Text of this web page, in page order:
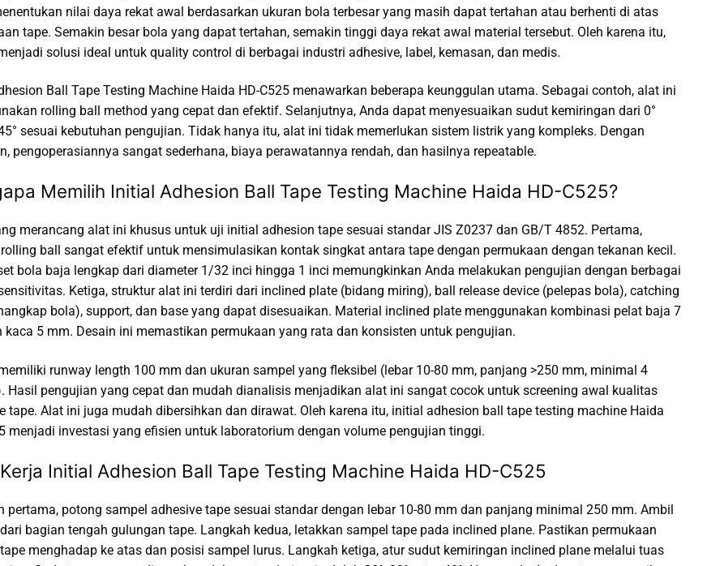
nilai daya rekat awal berdasarkan ukuran bola terbesar yang masih dapat tertahan atau berhenti di atas
tape. Semakin besar bola yang dapat tertahan, semakin tinggi daya rekat awal material tersebut. Oleh karena itu,
solusi ideal untuk quality control di berbagai industri adhesive, label, kemasan, dan medis.
Ball Tape Testing Machine Haida HD-C525 menawarkan beberapa keunggulan utama. Sebagai contoh, alat ini
rolling ball method yang cepat dan efektif. Selanjutnya, Anda dapat menyesuaikan sudut kemiringan dari 0°
sesuai kebutuhan pengujian. Tidak hanya itu, alat ini tidak memerlukan sistem listrik yang kompleks. Dengan
pengoperasiannya sangat sederhana, biaya perawatannya rendah, dan hasilnya repeatable.
Memilih Initial Adhesion Ball Tape Testing Machine Haida HD-C525?
merancang alat ini khusus untuk uji initial adhesion tape sesuai standar JIS Z0237 dan GB/T 4852. Pertama,
ball sangat efektif untuk mensimulasikan kontak singkat antara tape dengan permukaan dengan tekanan kecil.
bola baja lengkap dari diameter 1/32 inci hingga 1 inci memungkinkan Anda melakukan pengujian dengan berbagai
Ketiga, struktur alat ini terdiri dari inclined plate (bidang miring), ball release device (pelepas bola), catching
bola), support, dan base yang dapat disesuaikan. Material inclined plate menggunakan kombinasi pelat baja 7
kaca 5 mm. Desain ini memastikan permukaan yang rata dan konsisten untuk pengujian.
runway length 100 mm dan ukuran sampel yang fleksibel (lebar 10-80 mm, panjang >250 mm, minimal 4
Hasil pengujian yang cepat dan mudah dianalisis menjadikan alat ini sangat cocok untuk screening awal kualitas
tape. Alat ini juga mudah dibersihkan dan dirawat. Oleh karena itu, initial adhesion ball tape testing machine Haida
menjadi investasi yang efisien untuk laboratorium dengan volume pengujian tinggi.
Initial Adhesion Ball Tape Testing Machine Haida HD-C525
pertama, potong sampel adhesive tape sesuai standar dengan lebar 10-80 mm dan panjang minimal 250 mm. Ambil
bagian tengah gulungan tape. Langkah kedua, letakkan sampel tape pada inclined plane. Pastikan permukaan
menghadap ke atas dan posisi sampel lurus. Langkah ketiga, atur sudut kemiringan inclined plane melalui tuas